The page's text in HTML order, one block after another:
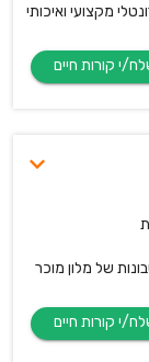
מקצועי ואיכותי
של מלון מוכר